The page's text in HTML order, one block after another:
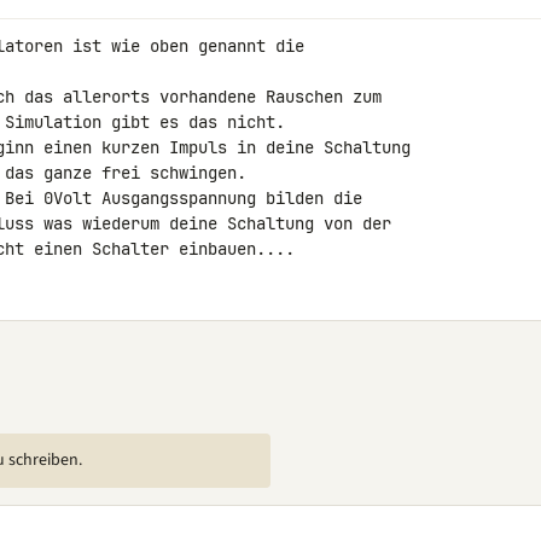
ist wie oben genannt die
das allerorts vorhandene Rauschen zum
Simulation gibt es das nicht.
einen kurzen Impuls in deine Schaltung
ganze frei schwingen.
0Volt Ausgangsspannung bilden die
was wiederum deine Schaltung von der
einen Schalter einbauen....
schreiben.